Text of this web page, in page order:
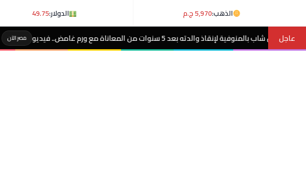
الذهب:5,970 ج.م الدولار:49.75
عاجل
مع ورم غامض.. فيديو مصر الآن عاجل- تحذير